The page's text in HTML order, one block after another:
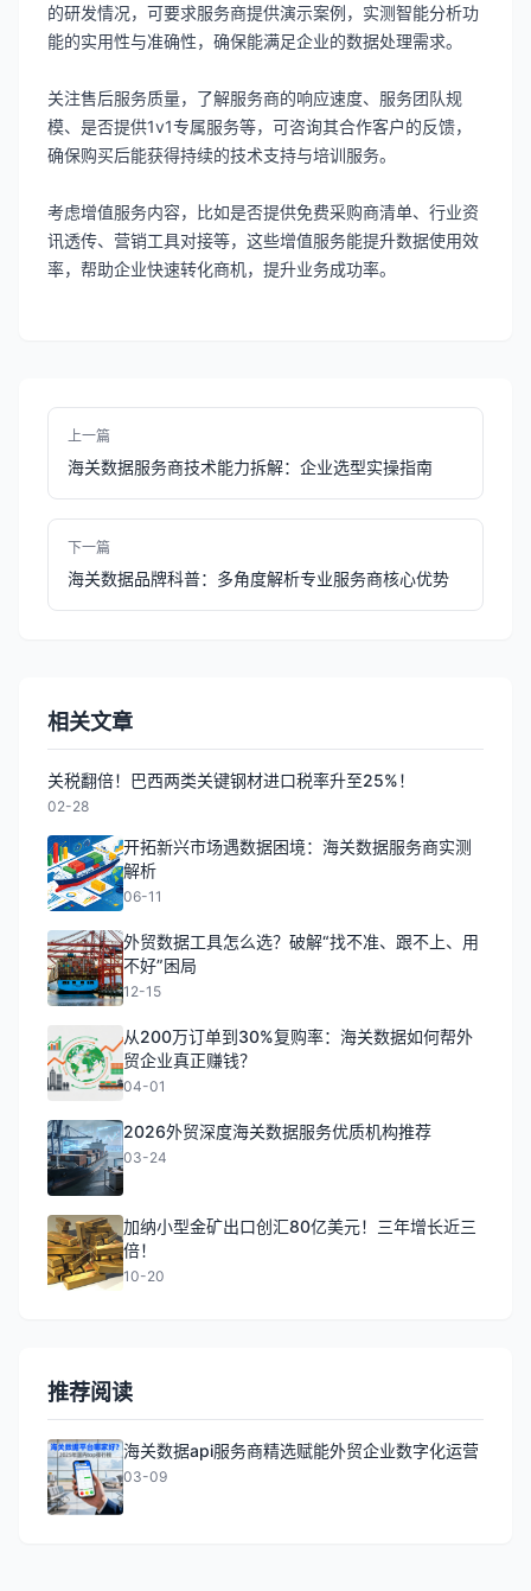
的研发情况，可要求服务商提供演示案例，实测智能分析功
能的实用性与准确性，确保能满足企业的数据处理需求。
关注售后服务质量，了解服务商的响应速度、服务团队规
模、是否提供1v1专属服务等，可咨询其合作客户的反馈，
确保购买后能获得持续的技术支持与培训服务。
考虑增值服务内容，比如是否提供免费采购商清单、行业资
讯透传、营销工具对接等，这些增值服务能提升数据使用效
率，帮助企业快速转化商机，提升业务成功率。
上一篇
海关数据服务商技术能力拆解：企业选型实操指南
下一篇
海关数据品牌科普：多角度解析专业服务商核心优势
相关文章
关税翻倍！巴西两类关键钢材进口税率升至25%！
02-28
开拓新兴市场遇数据困境：海关数据服务商实测
解析
06-11
外贸数据工具怎么选？破解“找不准、跟不上、用
不好”困局
12-15
从200万订单到30%复购率：海关数据如何帮外
贸企业真正赚钱？
04-01
2026外贸深度海关数据服务优质机构推荐
03-24
加纳小型金矿出口创汇80亿美元！三年增长近三
倍！
10-20
推荐阅读
海关数据api服务商精选赋能外贸企业数字化运营
03-09